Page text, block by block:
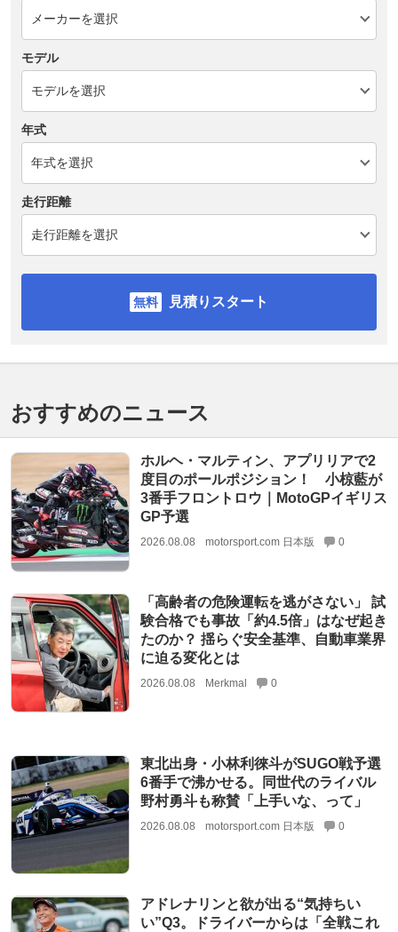
モデル
年式
走行距離
見積りスタート
おすすめのニュース
ホルヘ・マルティン、アプリリアで2
度目のポールポジション！ 小椋藍が
3番手フロントロウ｜MotoGPイギリス
GP予選
2026.08.08 motorsport.com 日本版 0
「高齢者の危険運転を逃がさない」 試
験合格でも事故「約4.5倍」はなぜ起き
たのか？ 揺らぐ安全基準、自動車業界
に迫る変化とは
2026.08.08 Merkmal 0
東北出身・小林利徠斗がSUGO戦予選
6番手で沸かせる。同世代のライバル
野村勇斗も称賛「上手いな、って」
2026.08.08 motorsport.com 日本版 0
アドレナリンと欲が出る“気持ちい
い”Q3。ドライバーからは「全戦これ